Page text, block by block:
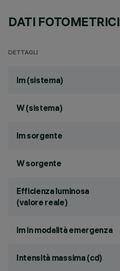
DATI FOTOMETRICI
DETTAGLI
lm (sistema)
W (sistema)
lm sorgente
W sorgente
Efficienza luminosa
(valore reale)
lm in modalità emergenza
Intensità massima (cd)